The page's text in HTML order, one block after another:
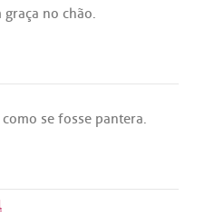
graça no chão.
como se fosse pantera.